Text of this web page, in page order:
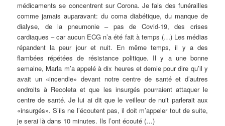
médicaments se concentrent sur Corona. Je fais des funérailles
comme jamais auparavant: du coma diabétique, du manque de
dialyse, de la pneumonie – pas de Covid-19, des crises
cardiaques – car aucun ECG n’a été fait à temps (…) Les médias
répandent la peur jour et nuit. En même temps, il y a des
flambées répétées de résistance politique. Il y a une bonne
semaine, Marla m’a appelé à dix heures et demie pour dire qu’il y
avait un «incendie» devant notre centre de santé et d’autres
endroits à Recoleta et que les insurgés pourraient attaquer le
centre de santé. Je lui ai dit que le veilleur de nuit parlerait aux
«insurgés». S’ils ne l’écoutent pas, il doit m’appeler tout de suite,
je serai là dans 10 minutes. Ils l’ont écouté (…)